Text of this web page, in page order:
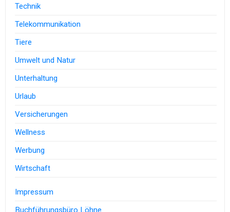
Technik
Telekommunikation
Tiere
Umwelt und Natur
Unterhaltung
Urlaub
Versicherungen
Wellness
Werbung
Wirtschaft
Impressum
Buchführungsbüro Löhne